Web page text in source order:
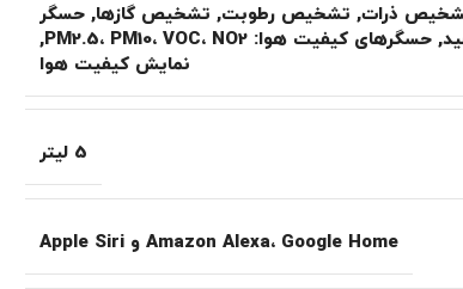
ذرات, تشخیص رطوبت, تشخیص گازها,حسگر
,حسگرهای کیفیت هوا: PM2.5، PM10، VOC، NO2
,
نمایش کیفیت هوا
5 لیتر
Amazon Alexa، Google Home و Apple Siri